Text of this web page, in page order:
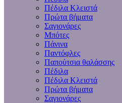
Πέδιλα Κλειστά
Πρώτα βήματα
Σαγιονάρες
Μπότες
Πάνινα
Παντόφλες
Παπούτσια θαλάσσης
Πέδιλα
Πέδιλα Κλειστά
Πρώτα βήματα
Σαγιονάρες